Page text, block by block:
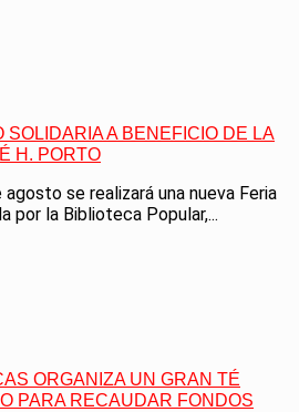
SOLIDARIA A BENEFICIO DE LA
H. PORTO
se realizará una nueva Feria
por la Biblioteca Popular,...
ORGANIZA UN GRAN TÉ
PARA RECAUDAR FONDOS